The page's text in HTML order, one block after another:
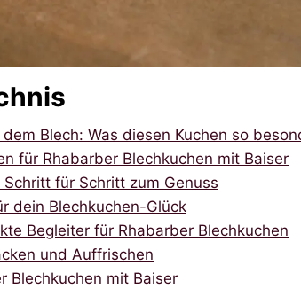
Blech: Was diesen Kuchen so
für Rhabarber Blechkuchen mit Baiser
für Schritt zum Genuss
dein Blechkuchen-Glück
Begleiter für Rhabarber Blechkuchen
und Auffrischen
Blechkuchen mit Baiser